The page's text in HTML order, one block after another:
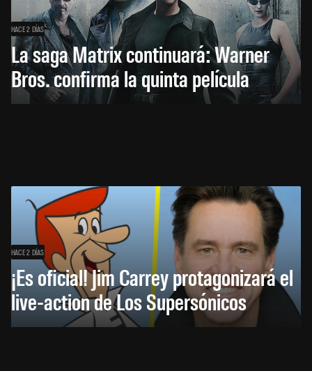
HACE 2 DÍAS
La saga Matrix continuará: Warner
Bros. confirma la quinta película
HACE 2 DÍAS
¡Es oficial! Jim Carrey protagonizará el
live-action de Los Supersónicos